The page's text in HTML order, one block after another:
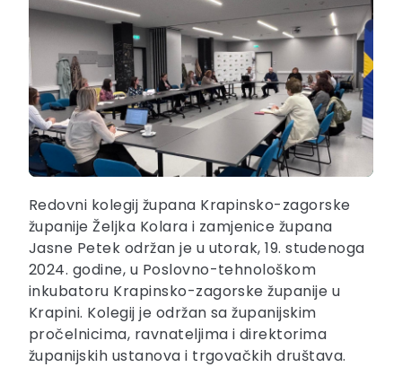
Redovni kolegij župana Krapinsko-zagorske
županije Željka Kolara i zamjenice župana
Jasne Petek održan je u utorak, 19. studenoga
2024. godine, u Poslovno-tehnološkom
inkubatoru Krapinsko-zagorske županije u
Krapini. Kolegij je održan sa županijskim
pročelnicima, ravnateljima i direktorima
županijskih ustanova i trgovačkih društava.